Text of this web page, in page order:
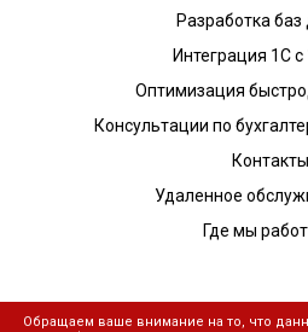
Разработка
Интеграция 1С
Оптимизация
Консультации по
Контакты
Удаленное
Где мы
Обращаем ваше внимание на то, что